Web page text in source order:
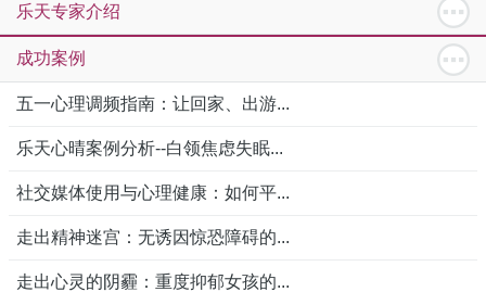
乐天专家介绍
成功案例
五一心理调频指南：让回家、出游...
乐天心晴案例分析--白领焦虑失眠...
社交媒体使用与心理健康：如何平...
走出精神迷宫：无诱因惊恐障碍的...
走出心灵的阴霾：重度抑郁女孩的...